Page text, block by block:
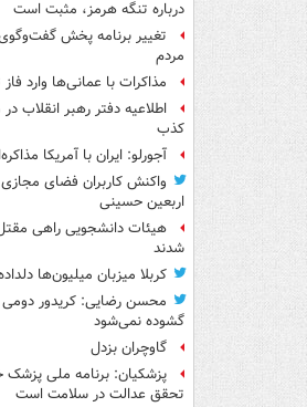
درباره تنگه هرمز، مثبت است
تغییر برنامه پخش
مردم
مذاکرات با عمانی‌ها وارد
اطلاعیه دفتر رهبر انقلاب
کذب
آجورلو: ایران با آمریکا
واکنش کاربران فضای
اربعین حسینی
هیئات دانشجویی راهی
شدند
کربلا میزبان میلیون‌ها
محسن رضایی: کریدور دومی
گشوده نمی‌شود
گاوچران بزدل
پزشکیان: برنامه ملی پزشک
تحقق عدالت در سلامت است